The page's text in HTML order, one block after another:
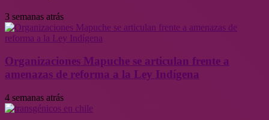
3 semanas atrás
Organizaciones Mapuche se articulan frente a
amenazas de reforma a la Ley Indígena
4 semanas atrás